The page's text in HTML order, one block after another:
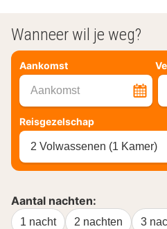
Wanneer wil je weg?
Aankomst
Aankomst
Reisgezelschap
2 Volwassenen (1 Kamer)
Aantal nachten:
1 nacht 2 nachten 3